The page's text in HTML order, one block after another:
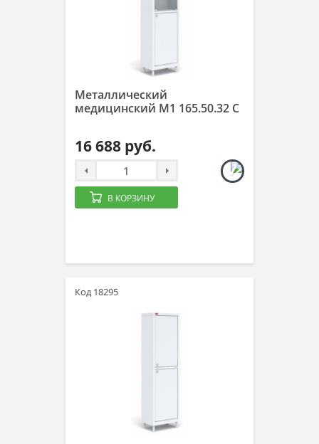
Металлический
медицинский М1 165.50.32 C
16 688 руб.
В КОРЗИНУ
Код 18295